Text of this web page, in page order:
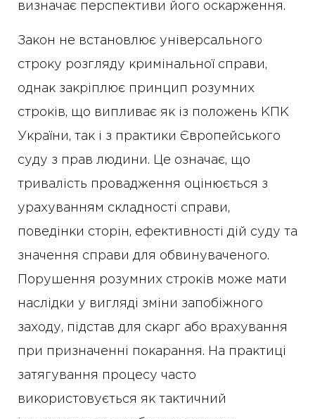
визначає перспективи його оскарження.
Закон не встановлює універсального
строку розгляду кримінальної справи,
однак закріплює принцип розумних
строків, що випливає як із положень КПК
України, так і з практики Європейського
суду з прав людини. Це означає, що
тривалість провадження оцінюється з
урахуванням складності справи,
поведінки сторін, ефективності дій суду та
значення справи для обвинуваченого.
Порушення розумних строків може мати
наслідки у вигляді зміни запобіжного
заходу, підстав для скарг або врахування
при призначенні покарання. На практиці
затягування процесу часто
використовується як тактичний